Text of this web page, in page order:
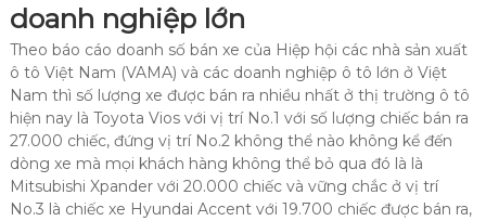
doanh nghiệp lớn
Theo báo cáo doanh số bán xe của Hiệp hội các nhà sản xuất
ô tô Việt Nam (VAMA) và các doanh nghiệp ô tô lớn ở Việt
Nam thì số lượng xe được bán ra nhiều nhất ở thị trường ô tô
hiện nay là Toyota Vios với vị trí No.1 với số lượng chiếc bán ra
27.000 chiếc, đứng vị trí No.2 không thể nào không kể đến
dòng xe mà mọi khách hàng không thể bỏ qua đó là là
Mitsubishi Xpander với 20.000 chiếc và vững chắc ở vị trí
No.3 là chiếc xe Hyundai Accent với 19.700 chiếc được bán ra,